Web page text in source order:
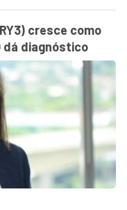
cresce como
dá diagnóstico